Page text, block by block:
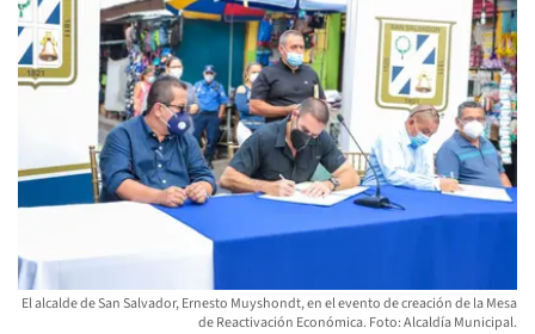
El alcalde de San Salvador, Ernesto Muyshondt, en el evento de creación de la Mesa
de Reactivación Económica. Foto: Alcaldía Municipal.